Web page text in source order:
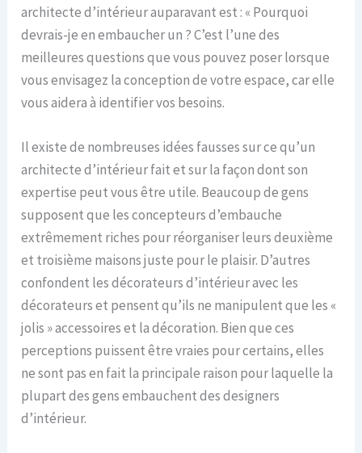
architecte d’intérieur auparavant est : « Pourquoi
devrais-je en embaucher un ? C’est l’une des
meilleures questions que vous pouvez poser lorsque
vous envisagez la conception de votre espace, car elle
vous aidera à identifier vos besoins.
Il existe de nombreuses idées fausses sur ce qu’un
architecte d’intérieur fait et sur la façon dont son
expertise peut vous être utile. Beaucoup de gens
supposent que les concepteurs d’embauche
extrêmement riches pour réorganiser leurs deuxième
et troisième maisons juste pour le plaisir. D’autres
confondent les décorateurs d’intérieur avec les
décorateurs et pensent qu’ils ne manipulent que les «
jolis » accessoires et la décoration. Bien que ces
perceptions puissent être vraies pour certains, elles
ne sont pas en fait la principale raison pour laquelle la
plupart des gens embauchent des designers
d’intérieur.